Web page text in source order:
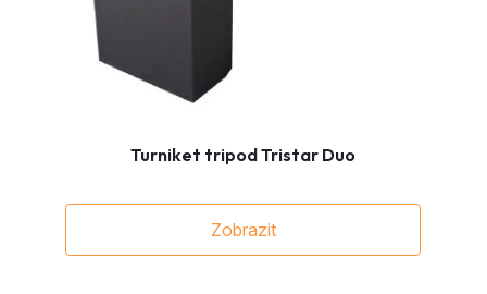
Turniket tripod Tristar Duo
Zobrazit